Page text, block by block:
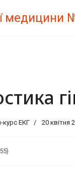
курс ЕКГ 20 квітня